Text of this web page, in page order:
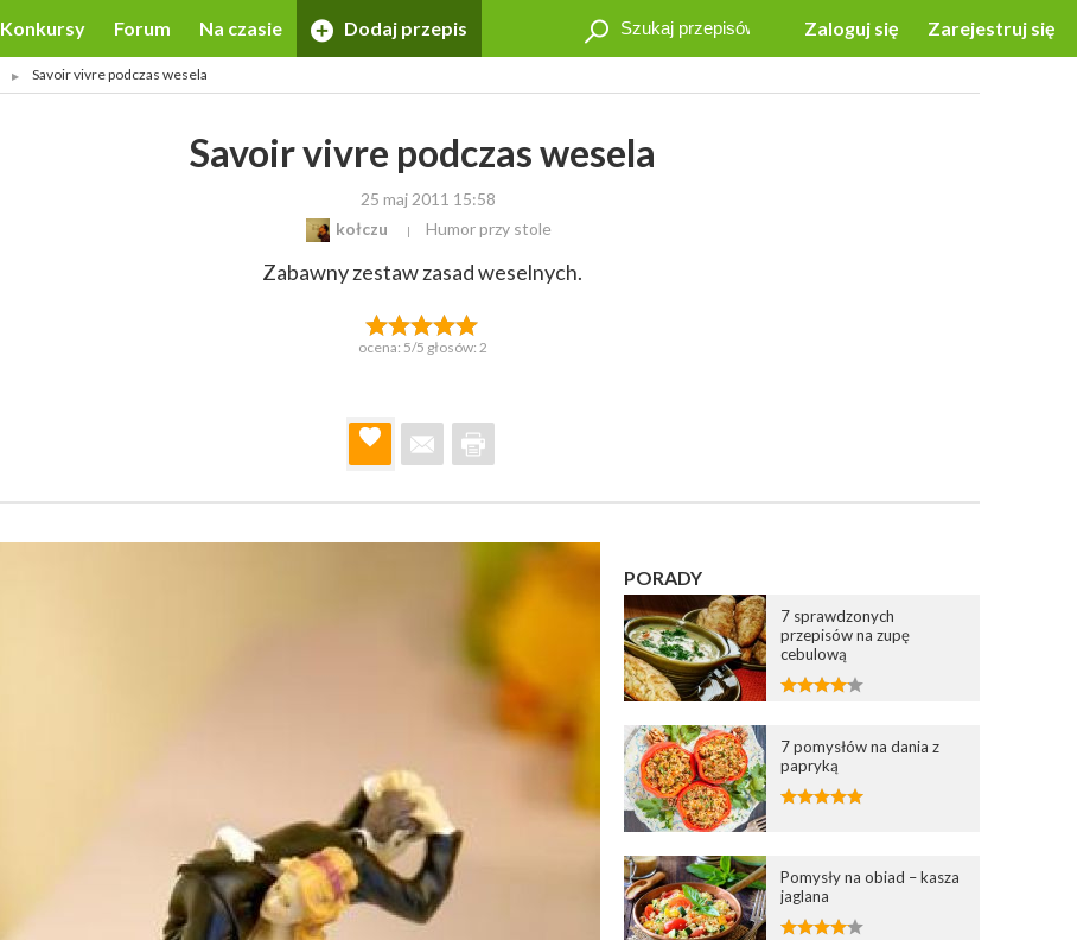
Zaloguj się Zarejestruj się
Konkursy Forum Na czasie Dodaj przepis
Savoir vivre podczas wesela
Savoir vivre podczas wesela
25 maj 2011 15:58
kołczu
Humor przy stole
Zabawny zestaw zasad weselnych.
ocena: 5/5 głosów: 2
PORADY
7 sprawdzonych
przepisów na zupę
cebulową
7 pomysłów na dania z
papryką
Pomysły na obiad – kasza
jaglana